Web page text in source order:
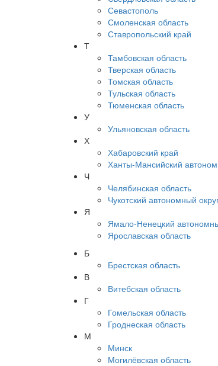
Севастополь
Смоленская область
Ставропольский край
Т
Тамбовская область
Тверская область
Томская область
Тульская область
Тюменская область
У
Ульяновская область
Х
Хабаровский край
Ханты-Мансийский
Ч
Челябинская область
Чукотский автономный
Я
Ямало-Ненецкий
Ярославская область
Б
Брестская область
В
Витебская область
Г
Гомельская область
Гроднеская область
М
Минск
Могилёвская область